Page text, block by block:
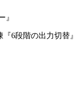
』
6段階の出力切替』